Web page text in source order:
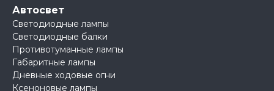
Автосвет
Светодиодные лампы
Светодиодные балки
Противотуманные лампы
Габаритные лампы
Дневные ходовые огни
Ксеноновые лампы